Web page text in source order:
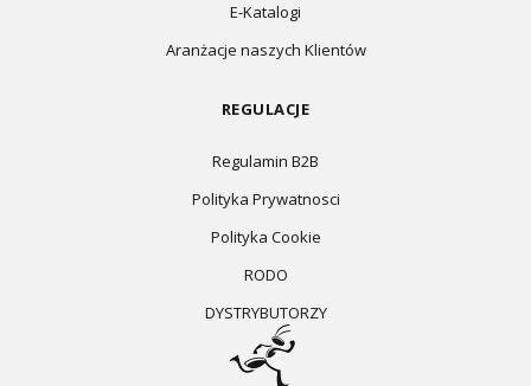
E-Katalogi
Aranżacje naszych Klientów
REGULACJE
Regulamin B2B
Polityka Prywatnosci
Polityka Cookie
RODO
DYSTRYBUTORZY